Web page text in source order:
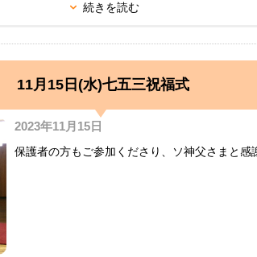
続きを読む
11月15日(水)七五三祝福式
2023年11月15日
保護者の方もご参加くださり、ソ神父さまと感